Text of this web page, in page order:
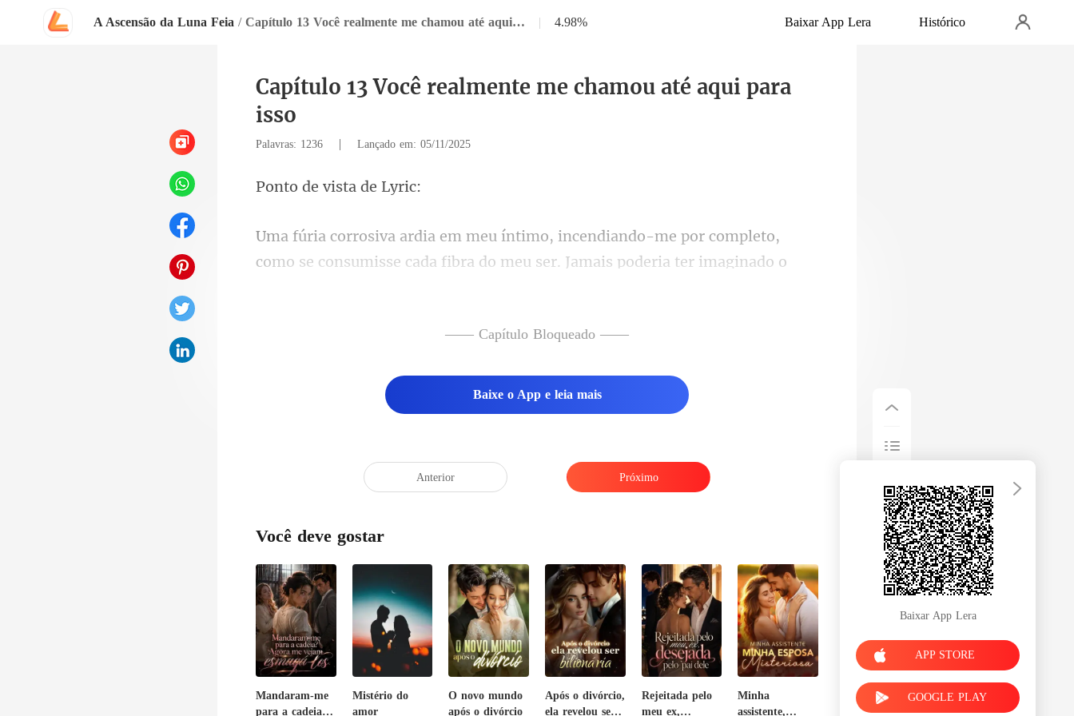
A Ascensão da Luna Feia / Capítulo 13 Você realmente me chamou até aqui para isso | 4.98% Baixar App Lera Histórico
Capítulo 13 Você realmente me chamou até aqui para
isso
Palavras: 1236 | Lançado em: 05/11/2025
vista d
,
como se consumisse cada fibra do meu ser. Jamais poderia ter imagi
, avancei sem pensar. "Já chega, seu
—— Capítulo Bloqueado ——
Baixe o App e leia mais
Anterior Próximo
Você deve gostar
Mandaram-me
para a cadeia?
Mistério do
amor
O novo mundo
após o divórcio
Após o divórcio,
ela revelou ser
Rejeitada pelo
meu ex,
Minha
assistente,
Baixar App Lera
APP STORE
GOOGLE PLAY